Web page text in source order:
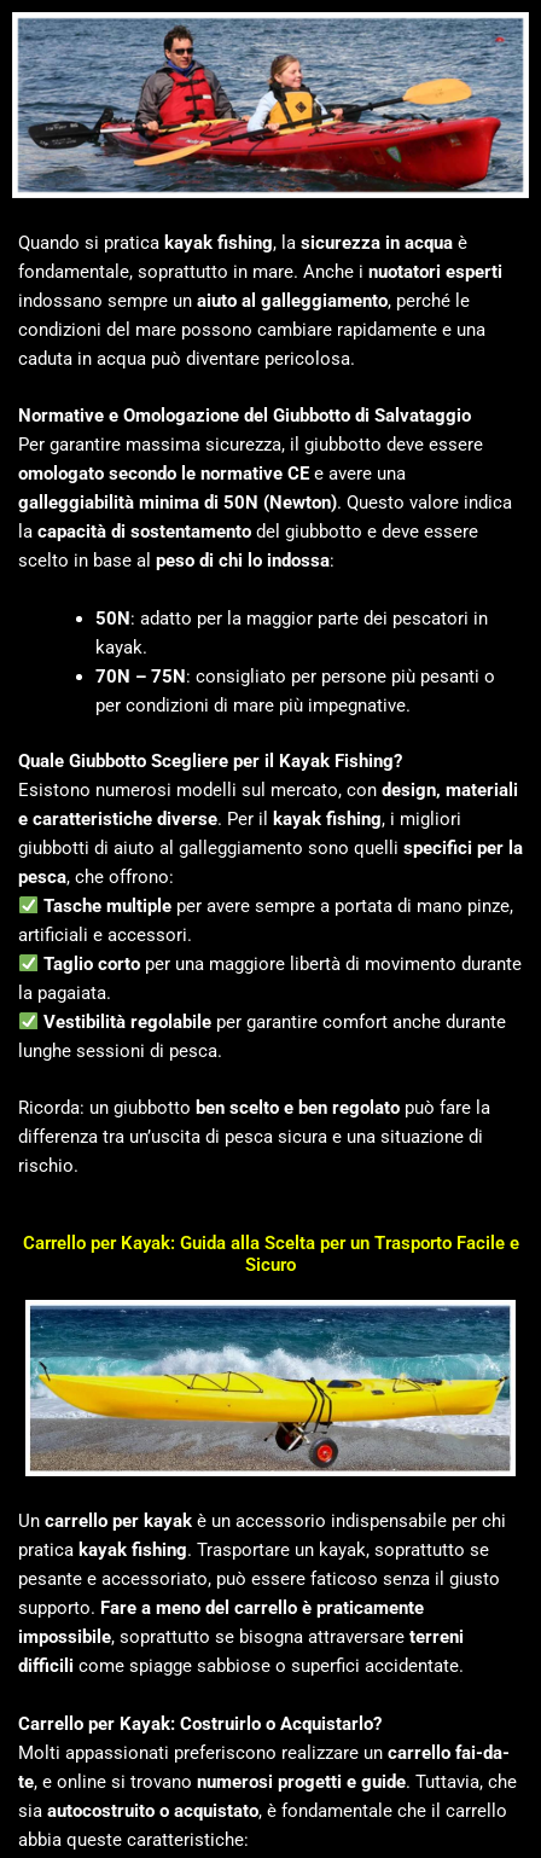
Quando si pratica kayak fishing, la sicurezza in acqua è
fondamentale, soprattutto in mare. Anche i nuotatori esperti
indossano sempre un aiuto al galleggiamento, perché le
condizioni del mare possono cambiare rapidamente e una
caduta in acqua può diventare pericolosa.
Normative e Omologazione del Giubbotto di Salvataggio
Per garantire massima sicurezza, il giubbotto deve essere
omologato secondo le normative CEe avere una
galleggiabilità minima di 50N (Newton). Questo valore indica
la capacità di sostentamento del giubbotto e deve essere
scelto in base al peso di chi lo indossa:
50N: adatto per la maggior parte dei pescatori in
kayak.
70N – 75N: consigliato per persone più pesanti o
per condizioni di mare più impegnative.
Quale Giubbotto Scegliere per il Kayak Fishing?
Esistono numerosi modelli sul mercato, con design, materiali
e caratteristiche diverse. Per il kayak fishing, i migliori
giubbotti di aiuto al galleggiamento sono quelli specifici per la
pesca, che offrono:
Tasche multipleper avere sempre a portata di mano pinze,
artificiali e accessori.
Taglio cortoper una maggiore libertà di movimento durante
la pagaiata.
Vestibilità regolabileper garantire comfort anche durante
lunghe sessioni di pesca.
Ricorda: un giubbotto ben scelto e ben regolato può fare la
differenza tra un’uscita di pesca sicura e una situazione di
rischio.
Carrello per Kayak: Guida alla Scelta per un Trasporto Facile e
Sicuro
Un carrello per kayak è un accessorio indispensabile per chi
pratica kayak fishing. Trasportare un kayak, soprattutto se
pesante e accessoriato, può essere faticoso senza il giusto
supporto. Fare a meno del carrello è praticamente
impossibile, soprattutto se bisogna attraversare terreni
difficili come spiagge sabbiose o superfici accidentate.
Carrello per Kayak: Costruirlo o Acquistarlo?
Molti appassionati preferiscono realizzare un carrello fai-da-
te, e online si trovano numerosi progetti e guide. Tuttavia, che
sia autocostruito o acquistato, è fondamentale che il carrello
abbia queste caratteristiche: